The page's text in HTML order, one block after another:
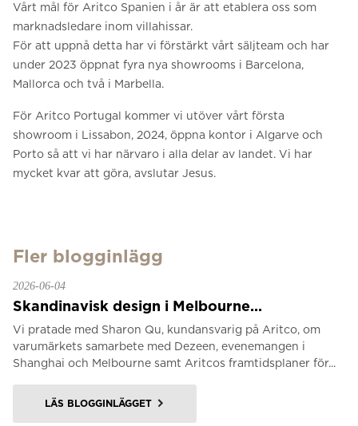
Vårt mål för Aritco Spanien i år är att etablera oss som
marknadsledare inom villahissar.
För att uppnå detta har vi förstärkt vårt säljteam och har
under 2023 öppnat fyra nya showrooms i Barcelona,
Mallorca och två i Marbella.
För Aritco Portugal kommer vi utöver vårt första
showroom i Lissabon, 2024, öppna kontor i Algarve och
Porto så att vi har närvaro i alla delar av landet. Vi har
mycket kvar att göra, avslutar Jesus.
Fler blogginlägg
2026-06-04
Skandinavisk design i Melbourne...
Vi pratade med Sharon Qu, kundansvarig på Aritco, om
varumärkets samarbete med Dezeen, evenemangen i
Shanghai och Melbourne samt Aritcos framtidsplaner för...
LÄS BLOGGINLÄGGET